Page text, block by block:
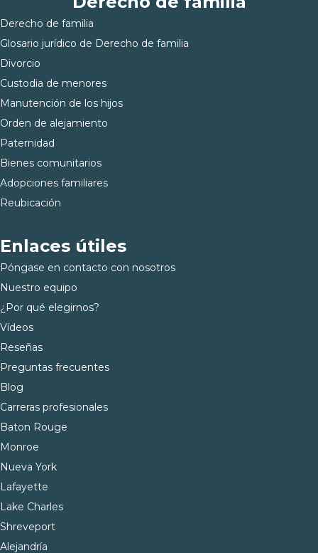
Derecho de familia
Glosario jurídico de Derecho de familia
Divorcio
Custodia de menores
Manutención de los hijos
Orden de alejamiento
Paternidad
Bienes comunitarios
Adopciones familiares
Reubicación
Enlaces útiles
Póngase en contacto con nosotros
Nuestro equipo
¿Por qué elegirnos?
Vídeos
Reseñas
Preguntas frecuentes
Blog
Carreras profesionales
Baton Rouge
Monroe
Nueva York
Lafayette
Lake Charles
Shreveport
Alejandría